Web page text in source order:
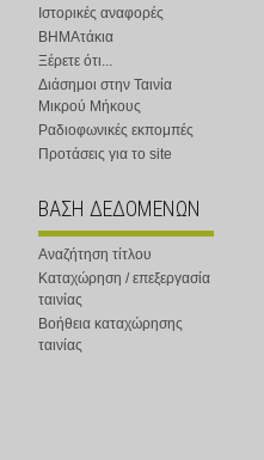
Ιστορικές αναφορές
ΒΗΜΑτάκια
Ξέρετε ότι...
Διάσημοι στην Ταινία
Μικρού Μήκους
Ραδιοφωνικές εκπομπές
Προτάσεις για το site
ΒΑΣΗ ΔΕΔΟΜΕΝΩΝ
Αναζήτηση τίτλου
Καταχώρηση / επεξεργασία
ταινίας
Βοήθεια καταχώρησης
ταινίας